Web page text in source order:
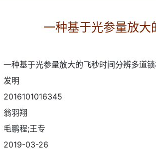
一种基于光参量放
一种基于光参量放大的飞秒时间分辨多道
发明
2016101016345
翁羽翔
毛鹏程;王专
2019-03-26